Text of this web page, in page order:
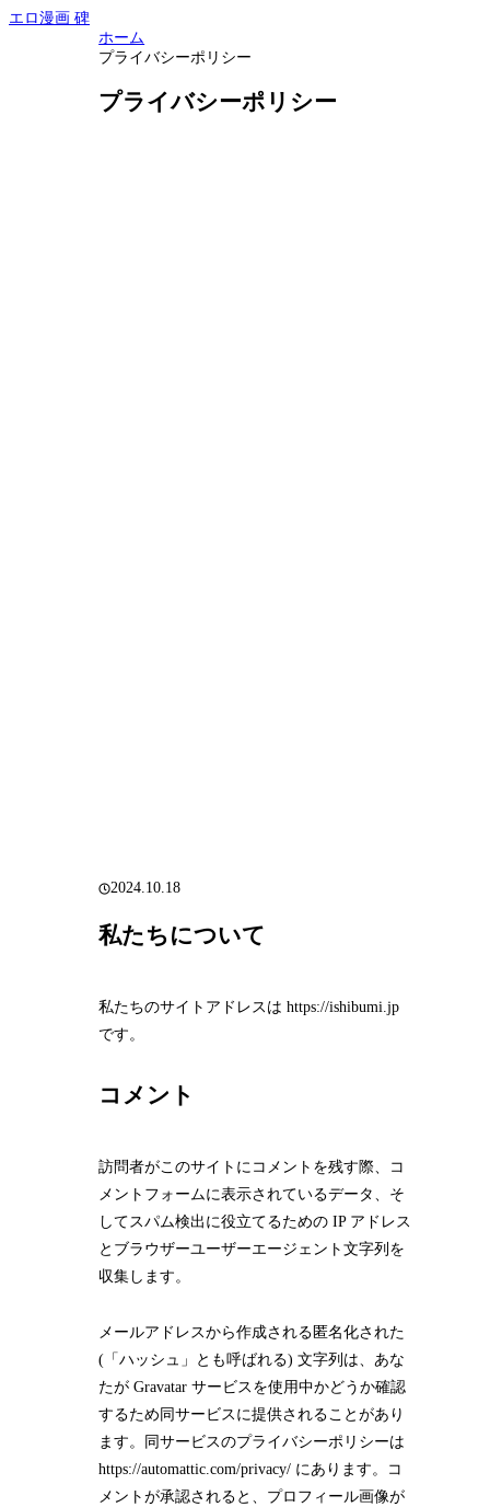
エロ漫画 碑
ホーム
プライバシーポリシー
プライバシーポリシー
2024.10.18
私たちについて
私たちのサイトアドレスは https://ishibumi.jp
です。
コメント
訪問者がこのサイトにコメントを残す際、コ
メントフォームに表示されているデータ、そ
してスパム検出に役立てるための IP アドレス
とブラウザーユーザーエージェント文字列を
収集します。
メールアドレスから作成される匿名化された
(「ハッシュ」とも呼ばれる) 文字列は、あな
たが Gravatar サービスを使用中かどうか確認
するため同サービスに提供されることがあり
ます。同サービスのプライバシーポリシーは
https://automattic.com/privacy/ にあります。コ
メントが承認されると、プロフィール画像が